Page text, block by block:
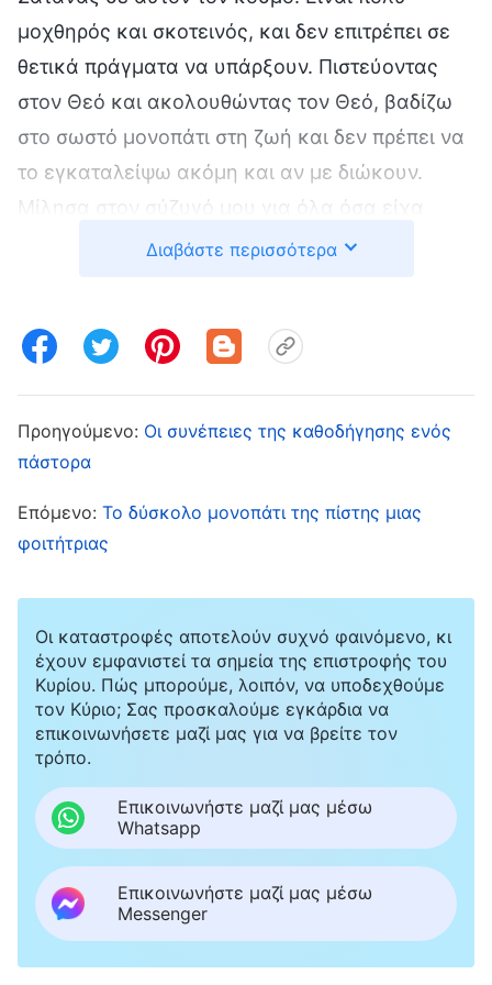
μοχθηρός και σκοτεινός, και δεν επιτρέπει σε
θετικά πράγματα να υπάρξουν. Πιστεύοντας
στον Θεό και ακολουθώντας τον Θεό, βαδίζω
στο σωστό μονοπάτι στη ζωή και δεν πρέπει να
το εγκαταλείψω ακόμη και αν με διώκουν.
Μίλησα στον σύζυγό μου για όλα όσα είχα
καταλάβει, μα εκείνος δεν έλεγε να με
συναθροίσεις όταν εκείνος δεν ήταν σπίτι. Τον
σπονδύλωσή μου. Δεν μπορούσα να καθίσω
ούτε να σταθώ —μπορούσα μόνο να μένω
υποβάλω αίτηση στον εργοδότη μου για άδεια
αρκετών μηνών. Ο Θεός με προστάτευσε και η
ασθένειά μου σχεδόν θεραπεύτηκε με μερικά
φαρμακευτικά επιθέματα. Στη συνέχεια, άρχισα
να εκμεταλλεύομαι την άδειά μου για να
κηρύξω το ευαγγέλιο, αλλά δεν πέρασε πολύς
καιρός και ο σύζυγός μου το πρόσεξε. Ερχόταν
σπίτι στο μεσημεριανό του διάλειμμα για να δει
αν ήμουν εκεί. Αν αργούσα λίγο να πάω σπίτι
και έβλεπα το αυτοκίνητό του παρκαρισμένο
από κάτω, ένιωθα αμέσως μέσα μου πανικό.
Όλα αυτά τα χρόνια που ήμασταν παντρεμένοι,
πάντα με φρόντιζε πολύ, αλλά μόλις δεν έκανα
Διαβάστε περισσότερα
Προηγούμενο: Οι συνέπειες της καθοδήγησης ενός
πάστορα
Επόμενο: Το δύσκολο μονοπάτι της πίστης μιας
φοιτήτριας
Οι καταστροφές αποτελούν συχνό φαινόμενο, κι
έχουν εμφανιστεί τα σημεία της επιστροφής του
Κυρίου. Πώς μπορούμε, λοιπόν, να υποδεχθούμε
τον Κύριο; Σας προσκαλούμε εγκάρδια να
επικοινωνήσετε μαζί μας για να βρείτε τον
τρόπο.
Επικοινωνήστε μαζί μας μέσω
Whatsapp
Επικοινωνήστε μαζί μας μέσω
Messenger